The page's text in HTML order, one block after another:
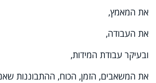
את המאמץ,
את העבודה,
ובעיקר עבודת המידות,
את המשאבים, הזמן, הכוח, ההתבוננות